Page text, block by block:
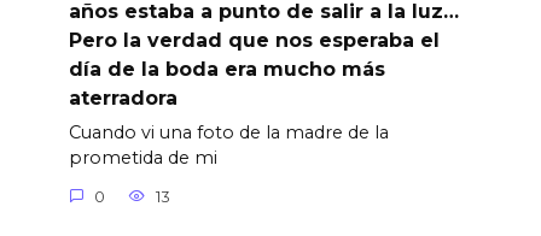
años estaba a punto de salir a la luz…
Pero la verdad que nos esperaba el
día de la boda era mucho más
aterradora
Cuando vi una foto de la madre de la
prometida de mi
0 13